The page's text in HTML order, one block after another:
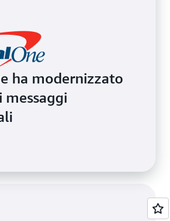
ha modernizzato
messaggi